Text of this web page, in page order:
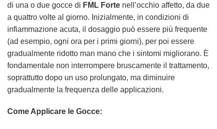
di una o due gocce di FML Forte nell’occhio affetto, da due
a quattro volte al giorno. Inizialmente, in condizioni di
infiammazione acuta, il dosaggio può essere più frequente
(ad esempio, ogni ora per i primi giorni), per poi essere
gradualmente ridotto man mano che i sintomi migliorano. È
fondamentale non interrompere bruscamente il trattamento,
soprattutto dopo un uso prolungato, ma diminuire
gradualmente la frequenza delle applicazioni.
Come Applicare le Gocce: